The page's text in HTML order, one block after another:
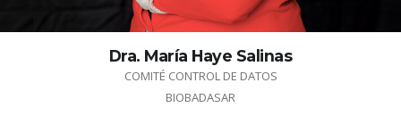
Dra. María Haye Salinas
COMITÉ CONTROL DE DATOS
BIOBADASAR